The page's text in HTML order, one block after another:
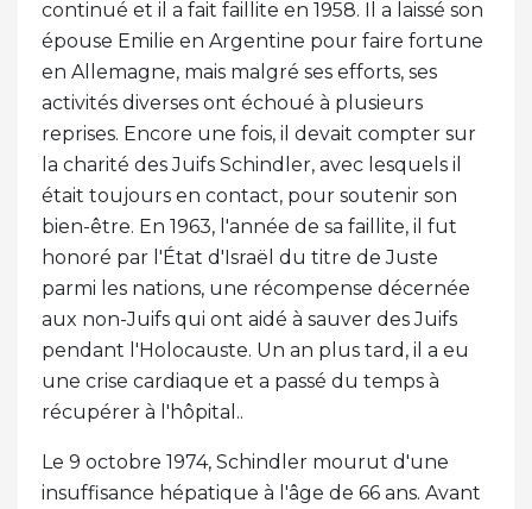
continué et il a fait faillite en 1958. Il a laissé son
épouse Emilie en Argentine pour faire fortune
en Allemagne, mais malgré ses efforts, ses
activités diverses ont échoué à plusieurs
reprises. Encore une fois, il devait compter sur
la charité des Juifs Schindler, avec lesquels il
était toujours en contact, pour soutenir son
bien-être. En 1963, l'année de sa faillite, il fut
honoré par l'État d'Israël du titre de Juste
parmi les nations, une récompense décernée
aux non-Juifs qui ont aidé à sauver des Juifs
pendant l'Holocauste. Un an plus tard, il a eu
une crise cardiaque et a passé du temps à
récupérer à l'hôpital..
Le 9 octobre 1974, Schindler mourut d'une
insuffisance hépatique à l'âge de 66 ans. Avant